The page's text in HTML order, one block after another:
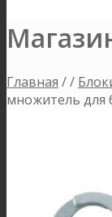
Главная //
множитель для